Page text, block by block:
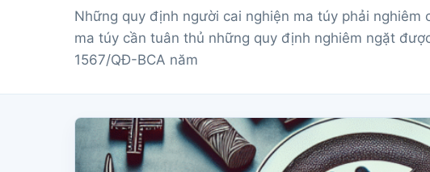
Những quy định người cai nghiện ma túy phải nghiêm
ma túy cần tuân thủ những quy định nghiêm ngặt
1567/QĐ-BCA năm